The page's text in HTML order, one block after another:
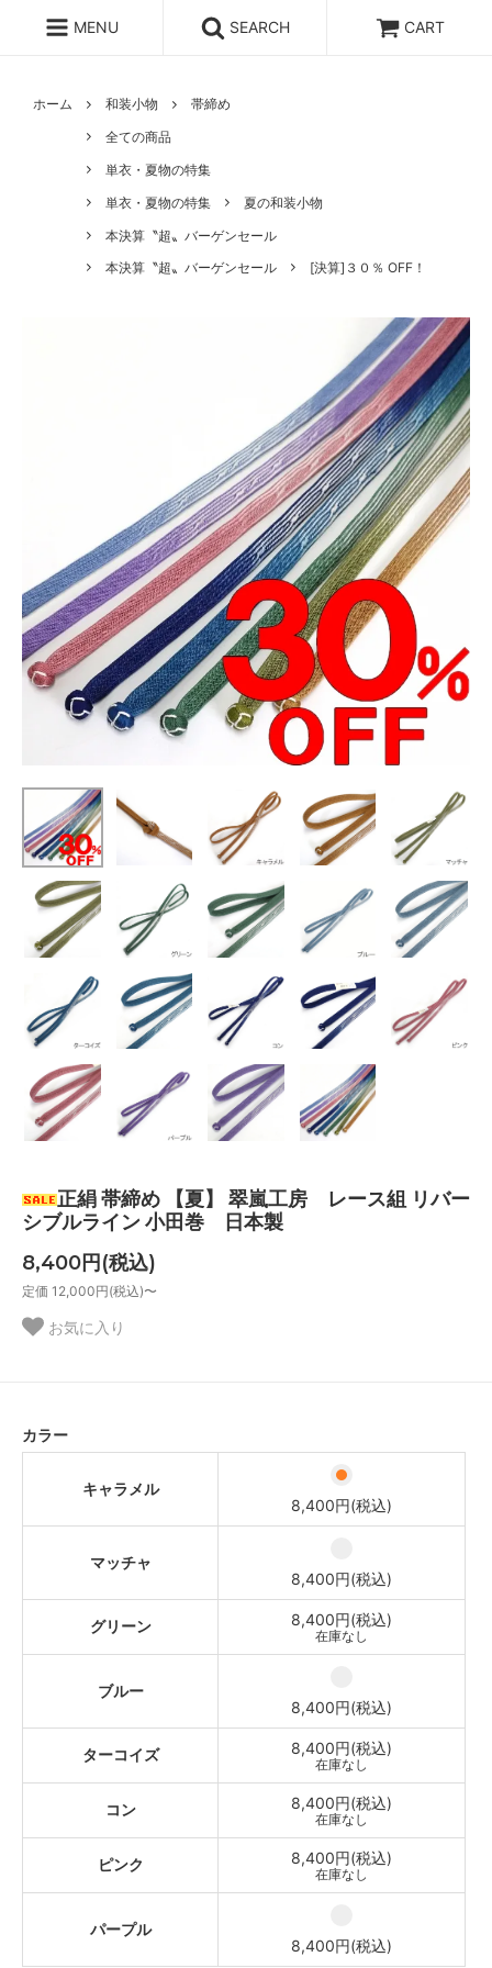
MENU SEARCH CART
ホーム 和装小物
帯締め
全ての商品
単衣・夏物の特集
単衣・夏物の特集
夏の和装小物
本決算〝超〟バーゲンセール
本決算〝超〟バーゲンセール
[決算]３０％ OFF！
正絹 帯締め 【夏】 翠嵐工房 レース組 リバー
シブルライン 小田巻 日本製
8,400円(税込)
定価 12,000円(税込)〜
お気に入り
カラー
キャラメル
8,400円(税込)
マッチャ
8,400円(税込)
グリーン 8,400円(税込)
在庫なし
ブルー
8,400円(税込)
ターコイズ 8,400円(税込)
在庫なし
コン 8,400円(税込)
在庫なし
ピンク 8,400円(税込)
在庫なし
パープル
8,400円(税込)